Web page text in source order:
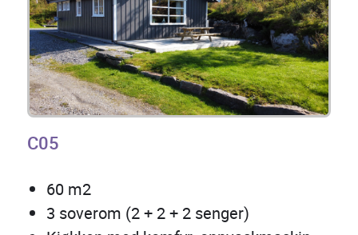
C05
60 m2
3 soverom (2 + 2 + 2 senger)